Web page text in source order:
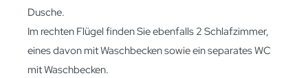
Dusche.
Im rechten Flügel finden Sie ebenfalls 2 Schlafzimmer,
eines davon mit Waschbecken sowie ein separates WC
mit Waschbecken.